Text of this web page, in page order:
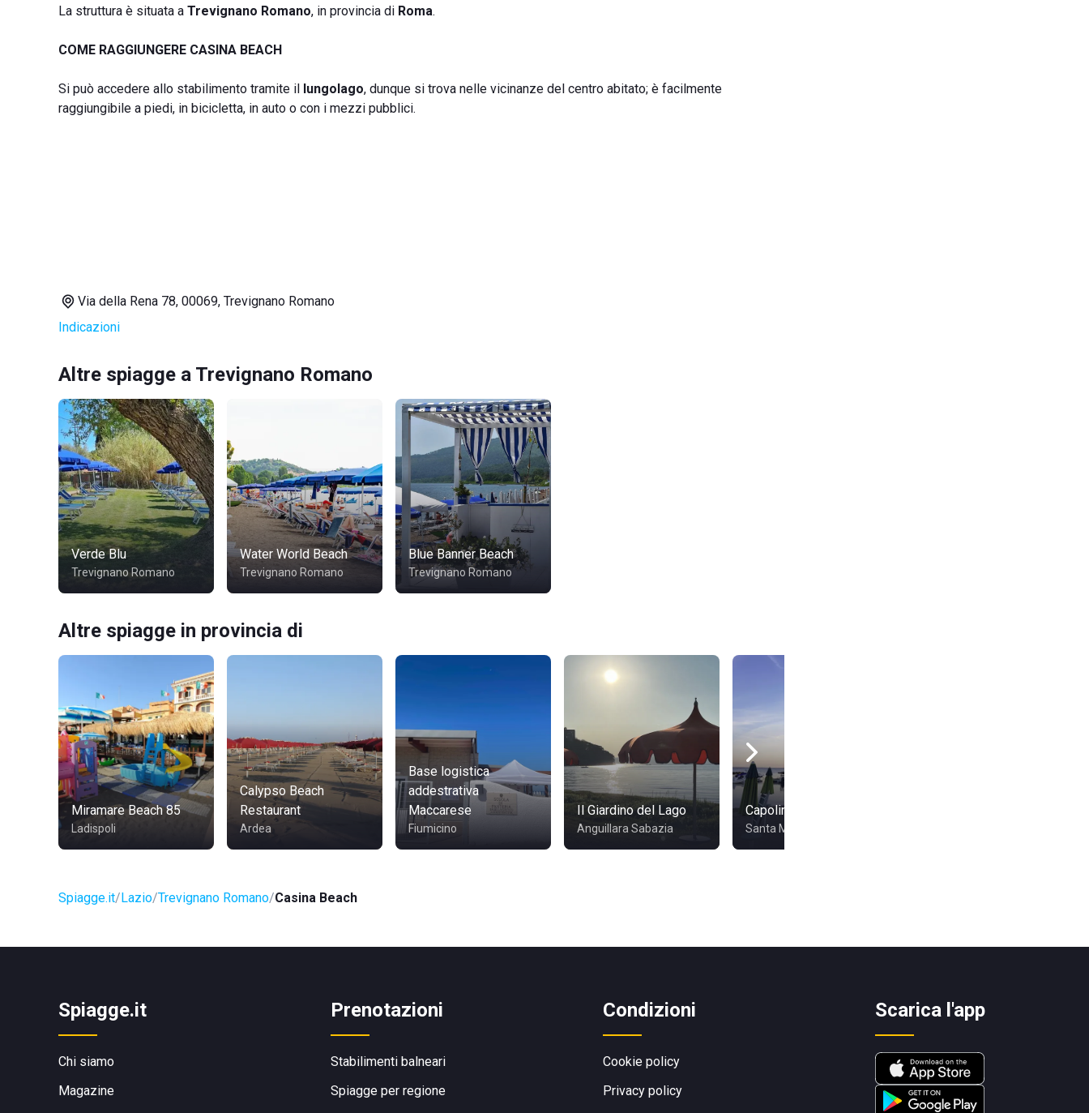
La struttura è situata a Trevignano Romano, in provincia di Roma.
COME RAGGIUNGERE CASINA BEACH
Si può accedere allo stabilimento tramite il lungolago, dunque si trova nelle vicinanze del centro abitato; è facilmente
raggiungibile a piedi, in bicicletta, in auto o con i mezzi pubblici.
Via della Rena 78, 00069, Trevignano Romano
Indicazioni
Altre spiagge a Trevignano Romano
Verde Blu
Trevignano Romano
Water World Beach
Trevignano Romano
Blue Banner Beach
Trevignano Romano
Altre spiagge in provincia di
Miramare Beach 85
Ladispoli
Calypso Beach
Restaurant
Ardea
Base logistica
addestrativa
Maccarese
Fiumicino
Il Giardino del Lago
Anguillara Sabazia
Capolinaro Beach
Santa Marinella
Spiagge.it Lazio Trevignano Romano Casina Beach
Spiagge.it
Chi siamo
Magazine
Prenotazioni
Stabilimenti balneari
Spiagge per regione
Condizioni
Cookie policy
Privacy policy
Scarica l'app